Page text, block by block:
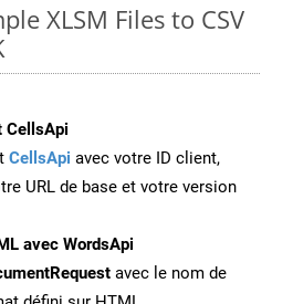
XLSM Files to CSV
CellsApi
CellsApi avec votre ID client,
URL de base et votre version
avec WordsApi
avec le nom de